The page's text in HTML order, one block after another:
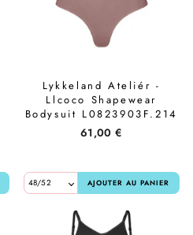
Lykkeland Ateliér -
Llcoco Shapewear
Bodysuit L0823903F.214
- Taupe
61,00 €
AJOUTER AU PANIER